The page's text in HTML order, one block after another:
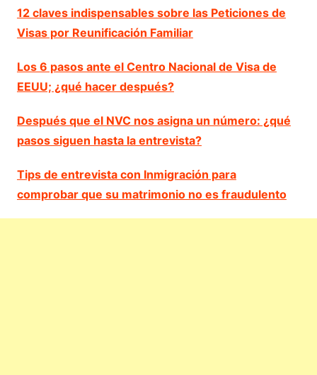
12 claves indispensables sobre las Peticiones de
Visas por Reunificación Familiar
Los 6 pasos ante el Centro Nacional de Visa de
EEUU; ¿qué hacer después?
Después que el NVC nos asigna un número: ¿qué
pasos siguen hasta la entrevista?
Tips de entrevista con Inmigración para
comprobar que su matrimonio no es fraudulento